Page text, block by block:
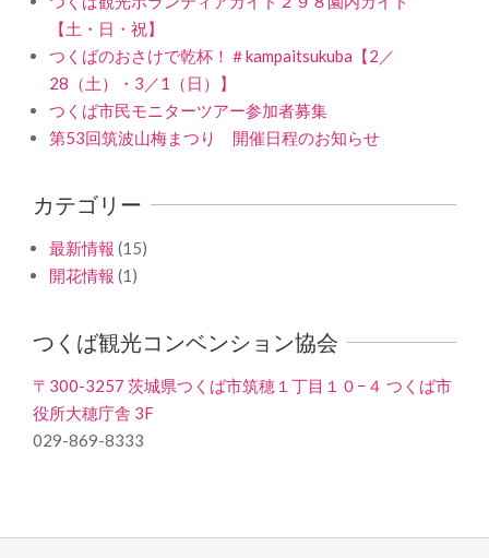
【土・日・祝】
つくばのおさけで乾杯！＃kampaitsukuba【2／
28（土）・3／1（日）】
つくば市民モニターツアー参加者募集
第53回筑波山梅まつり 開催日程のお知らせ
カテゴリー
最新情報 (15)
開花情報 (1)
つくば観光コンベンション協会
〒300-3257 茨城県つくば市筑穂１丁目１０−４ つくば市
役所大穂庁舎 3F
029-869-8333